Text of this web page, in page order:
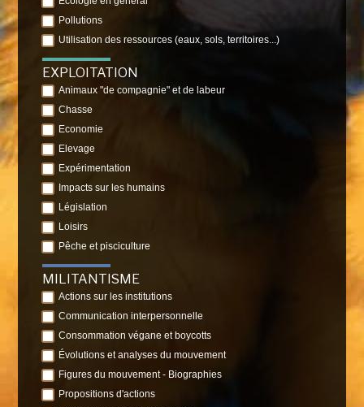
Pollutions
Utilisation des ressources (eaux, sols, territoires...)
EXPLOITATION
Animaux "de compagnie" et de labeur
Chasse
Economie
Elevage
Expérimentation
Impacts sur les humains
Législation
Loisirs
Pêche et pisciculture
MILITANTISME
Actions sur les institutions
Communication interpersonnelle
Consommation végane et boycotts
Évolutions et analyses du mouvement
Figures du mouvement - Biographies
Propositions d'actions